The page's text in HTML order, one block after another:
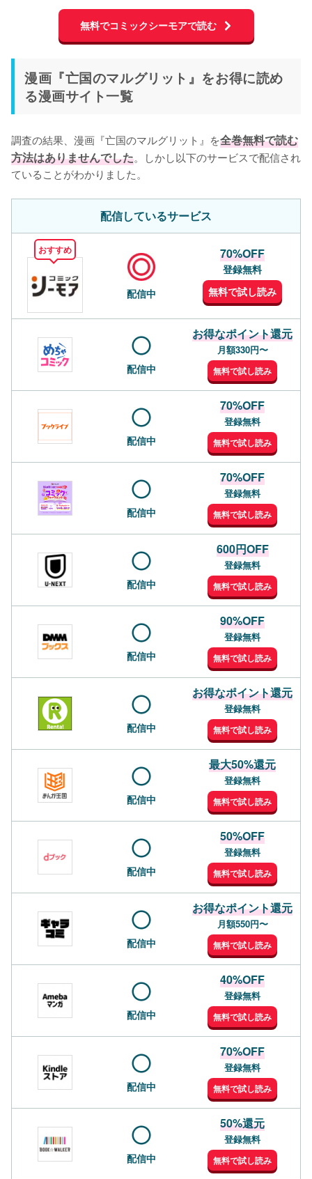
無料でコミックシーモアで読む
漫画『亡国のマルグリット』をお得に読め
る漫画サイト一覧
調査の結果、漫画『亡国のマルグリット』を全巻無料で読む
方法はありませんでした。しかし以下のサービスで配信され
ていることがわかりました。
配信しているサービス
おすすめ
配信中
70%OFF
登録無料
無料で試し読み
配信中
お得なポイント還元
月額330円〜
無料で試し読み
配信中
70%OFF
登録無料
無料で試し読み
配信中
70%OFF
登録無料
無料で試し読み
配信中
600円OFF
登録無料
無料で試し読み
配信中
90%OFF
登録無料
無料で試し読み
配信中
お得なポイント還元
登録無料
無料で試し読み
配信中
最大50%還元
登録無料
無料で試し読み
配信中
50%OFF
登録無料
無料で試し読み
配信中
お得なポイント還元
月額550円〜
無料で試し読み
配信中
40%OFF
登録無料
無料で試し読み
配信中
70%OFF
登録無料
無料で試し読み
配信中
50%還元
登録無料
無料で試し読み